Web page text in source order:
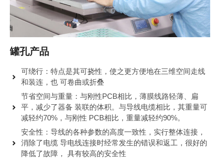
罐孔产品
可绕行：特点是其可挠性，使之更方便地在三维空间走线
和装连，也 可卷曲或折叠
节省空间与重量：与刚性PCB相比，薄膜线路轻薄、扁
平，减少了器备 装联的体积。与导线电缆相比，其重量可
减轻约70%，与刚性 PCB相比，重量减轻约90%。
安全性：导线的各种参数的高度一致性，实行整体连接，
消除了电缆 导电线连接时经常发生的错误和返工，很好的
降低了故障， 具有较高的安全性